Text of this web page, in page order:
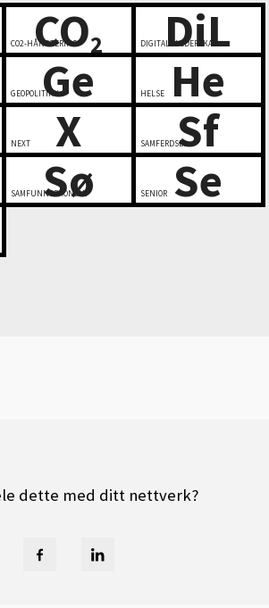
CO2
CO2-HÅNDTERING DiL
DIGITALT LEDERSKAP
Ge
GEOPOLITIKK He
HELSE
X
NEXT Sf
SAMFERDSEL
Sø
SAMFUNNSØKONOMI Se
SENIOR
dette med ditt nettverk?